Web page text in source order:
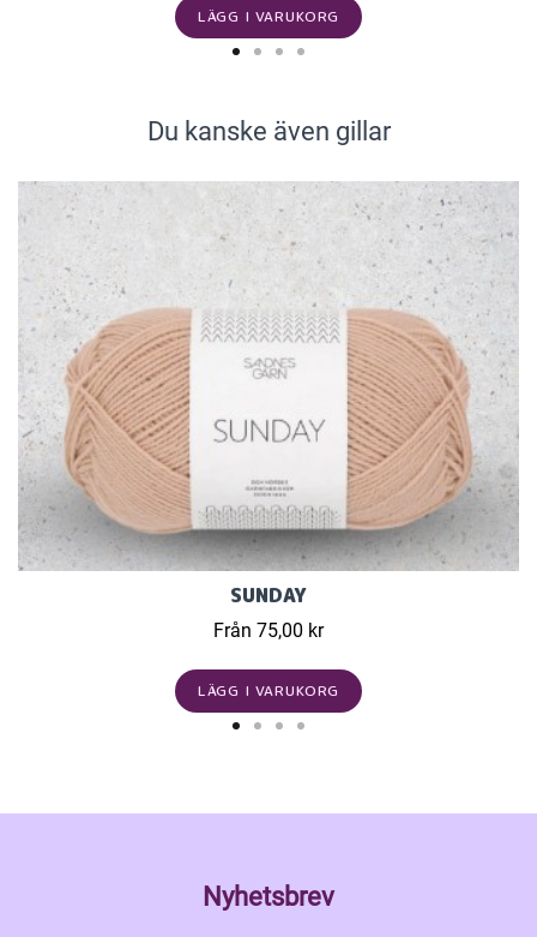
LÄGG I VARUKORG
Du kanske även gillar
SUNDAY
Från 75,00 kr
LÄGG I VARUKORG
Nyhetsbrev